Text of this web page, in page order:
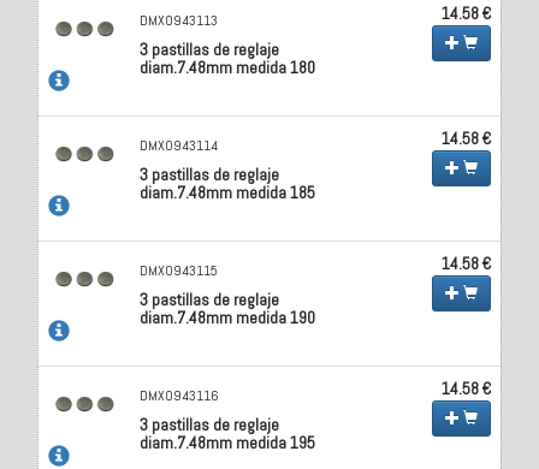
DMX0943113
3 pastillas de reglaje
diam.7.48mm medida 180
14.58 €
DMX0943114
3 pastillas de reglaje
diam.7.48mm medida 185
14.58 €
DMX0943115
3 pastillas de reglaje
diam.7.48mm medida 190
14.58 €
DMX0943116
3 pastillas de reglaje
diam.7.48mm medida 195
14.58 €